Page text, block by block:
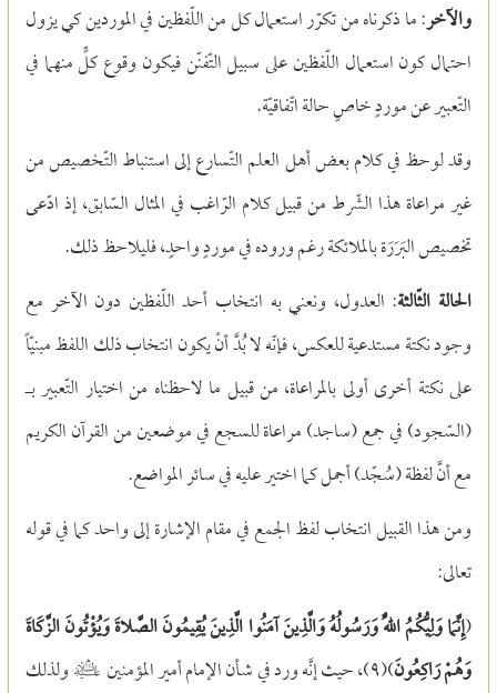
والآخر: ما ذكرناه من تكرّر استعمال كل من اللّفظين في الموردين كي يزول
احتمال كون استعمال اللّفظين على سبيل التّفنّن فيكون وقوع كلٍّ منهما في
التّعبير عن موردٍ خاصٍ حالة اتّفاقيّة.
وقد لوحظ في كلام بعض أهل العلم التّسارع إلى استنباط التّخصيص من
غير مراعاة هذا الشّرط من قبيل كلام الرّاغب في المثال السّابق، إذ ادّعى
تخصيص البَرَرَة بالملائكة رغم وروده في موردٍ واحدٍ، فليلاحظ ذلك.
الحالة الثّالثة: العدول، ونعني به انتخاب أحد اللّفظين دون الآخر مع
وجود نكتة مستدعية للعكس، فإنّه لا بُدَّ أنْ يكون انتخاب ذلك اللفظ مبنيّاً
على نكتة أخرى أولى بالمراعاة، من قبيل ما لاحظناه من اختيار التّعبير بـ
(السّجود) في جمع (ساجد) مراعاة للسجع في موضعين من القرآن الكريم
مع أنَّ لفظة (سُجّد) أجمل كما اختير عليه في سائر المواضع.
ومن هذا القبيل انتخاب لفظ الجمع في مقام الإشارة إلى واحد كما في قوله
تعالى:
(إِنَّمَا وَلِيُّكُمُ اللَّهُ وَرَسُولُهُ وَالَّذِينَ آمَنُوا الَّذِينَ يُقِيمُونَ الصَّلاةَ وَيُؤْتُونَ الزَّكَاةَ
وَهُمْ رَاكِعُونَ)(٩)
, حيث إنَّه ورد في شأن الإمام أمير المؤمنين g ولذلك